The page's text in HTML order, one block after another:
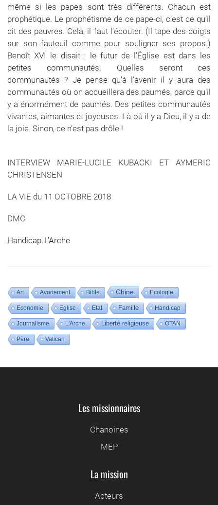
même si les papes sont très différents. Chacun est
prophétique. Le prophétisme de ce pape-ci, c’est ce qu’il
dit des pauvres. Cela, il faut l’écouter. (Il tape des doigts
sur son fauteuil comme pour souligner ses propos.)
Benoît XVI le disait : le futur de l’Église est dans les
petites communautés. Quelles seront ces
communautés ? Je pense qu’à l’avenir il y aura des
communautés où on accueillera des paumés, parce qu’il
y a énormément de paumés. Des petites communautés
vivantes, aimantes et joyeuses. Là où il y a Dieu, il y a de
la joie. Sinon, ce n’est pas drôle !
INTERVIEW MARIE-LUCILE KUBACKI ET AYMERIC
CHRISTENSEN
LA VIE du 11 OCTOBRE 2018
DMC
Handicap, L'Arche
Art Avortement Bible Chine Ecologie
Economie Eglise Etat Famille Handicap
Journalisme L'Arche Liberté religieuse OTAN
Père Vatican
Les missionnaires
Chanoines
MEP
La mission
Acteurs